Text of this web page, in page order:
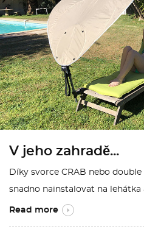
V jeho zahradě...
Díky svorce CRAB nebo double
snadno nainstalovat na lehátka
Read more